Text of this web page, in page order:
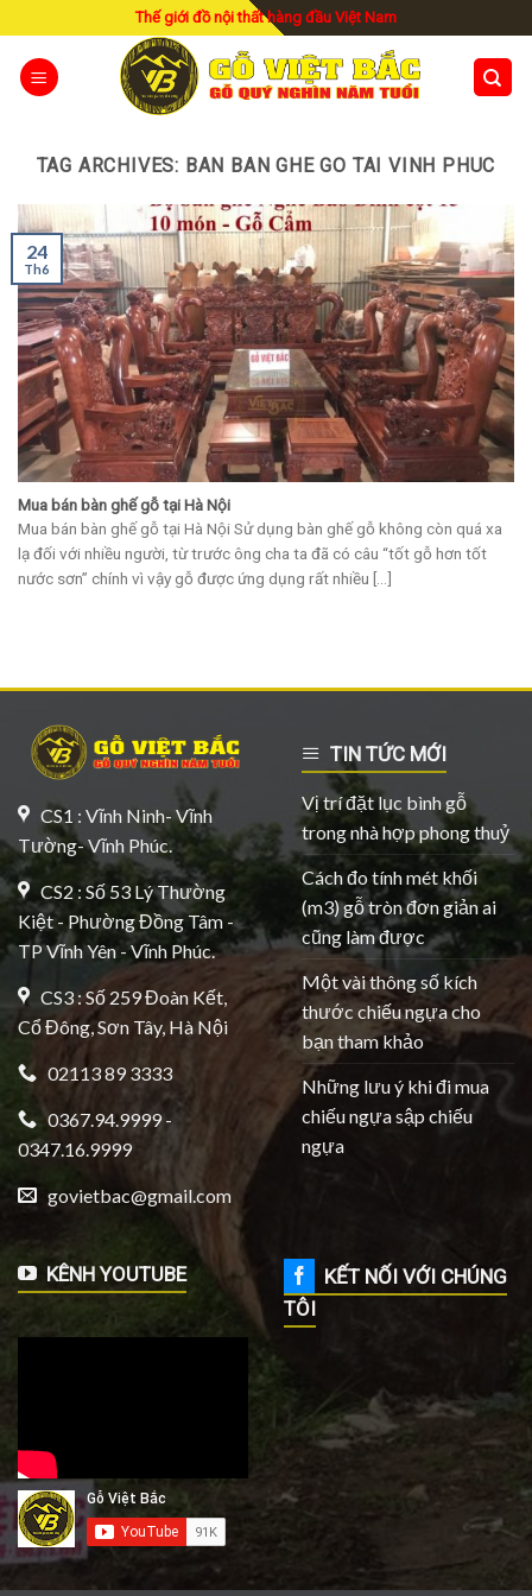
to
content
Thế giới đồ nội thất hàng đầu Việt Nam
TAG ARCHIVES: BAN BAN GHE GO TAI VINH PHUC
Mua bán bàn ghế gỗ tại Hà Nội
Mua bán bàn ghế gỗ tại Hà Nội Sử dụng bàn ghế gỗ không còn quá xa
lạ đối với nhiều người, từ trước ông cha ta đã có câu “tốt gỗ hơn tốt
nước sơn” chính vì vậy gỗ được ứng dụng rất nhiều [...]
24
Th6
CS1 : Vĩnh Ninh- Vĩnh
Tường- Vĩnh Phúc.
CS2 : Số 53 Lý Thường
Kiệt - Phường Đồng Tâm -
TP Vĩnh Yên - Vĩnh Phúc.
CS3 : Số 259 Đoàn Kết,
Cổ Đông, Sơn Tây, Hà Nội
02113 89 3333
0367.94.9999 -
0347.16.9999
govietbac@gmail.com
TIN TỨC MỚI
Vị trí đặt lục bình gỗ
trong nhà hợp phong thuỷ
Cách đo tính mét khối
(m3) gỗ tròn đơn giản ai
cũng làm được
Một vài thông số kích
thước chiếu ngựa cho
bạn tham khảo
Những lưu ý khi đi mua
chiếu ngựa sập chiếu
ngựa
KÊNH YOUTUBE
KẾT NỐI VỚI CHÚNG
TÔI